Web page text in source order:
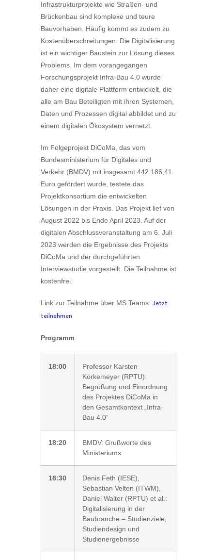
Infrastrukturprojekte wie Straßen- und
Brückenbau sind komplexe und teure
Bauvorhaben. Häufig kommt es zudem zu
Kostenüberschreitungen. Die Digitalisierung
ist ein wichtiger Baustein zur Lösung dieses
Problems. Im dem vorangegangen
Forschungsprojekt Infra-Bau 4.0 wurde
daher eine digitale Plattform entwickelt, die
alle am Bau Beteiligten mit ihren Systemen,
Daten und Prozessen digital abbildet und zu
einem digitalen Ökosystem vernetzt.
Im Folgeprojekt DiCoMa, das vom
Bundesministerium für Digitales und
Verkehr (BMDV) mit insgesamt 442.186,41
Euro gefördert wurde, testete das
Projektkonsortium die entwickelten
Lösungen in der Praxis. Das Projekt lief von
August 2022 bis Ende April 2023. Auf der
digitalen Abschlussveranstaltung am 6. Juli
2023 werden die Ergebnisse des Projekts
DiCoMa und der durchgeführten
Interviewstudie vorgestellt. Die Teilnahme ist
kostenfrei.
Link zur Teilnahme über MS Teams: Jetzt
teilnehmen
Programm
18:00
Professor Karsten
Körkemeyer (RPTU):
Begrüßung und Einordnung
des Projektes DiCoMa in
den Gesamtkontext „Infra-
Bau 4.0“
18:20
BMDV: Grußworte des
Ministeriums
18:30
Denis Feth (IESE),
Sebastian Velten (ITWM),
Daniel Walter (RPTU) et al.:
Digitalisierung in der
Baubranche – Studienziele,
Studiendesign und
Studienergebnisse